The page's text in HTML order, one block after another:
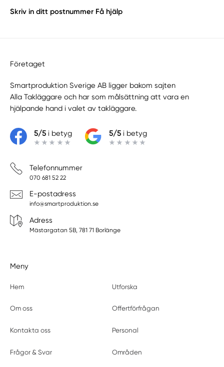
Skriv in ditt postnummer Få hjälp
Företaget
Smartproduktion Sverige AB ligger bakom sajten
Alla Takläggare och har som målsättning att vara en
hjälpande hand i valet av takläggare.
5/5i betyg 5/5i betyg
Telefonnummer
070 681 52 22
E-postadress
info@smartproduktion.se
Adress
Mästargatan 5B, 781 71 Borlänge
Meny
Hem Utforska
Om oss Offertförfrågan
Kontakta oss Personal
Frågor & Svar Områden